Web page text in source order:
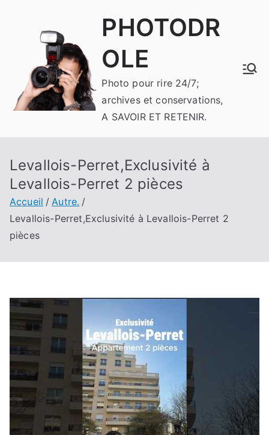
PHOTODR
OLE
Photo pour rire 24/7;
archives et conservations,
A SAVOIR ET RETENIR.
Levallois-Perret,Exclusivité à
Levallois-Perret 2 pièces
Accueil
Autre.
Levallois-Perret,Exclusivité à Levallois-Perret 2
pièces